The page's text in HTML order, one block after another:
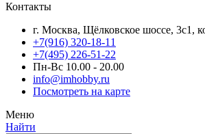
Контакты
г. Москва, Щёлковское шоссе, 3с1,
+7(916) 320-18-11
+7(495) 226-51-22
Пн-Вс 10.00 - 20.00
info@imhobby.ru
Посмотреть на карте
Меню
Найти